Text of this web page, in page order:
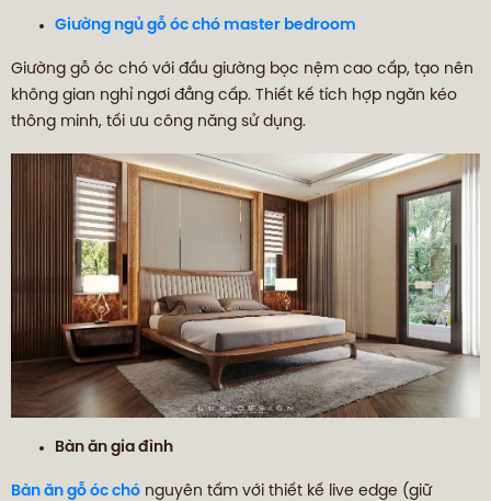
Giường ngủ gỗ óc chó master bedroom
Giường gỗ óc chó với đầu giường bọc nệm cao cấp, tạo nên
không gian nghỉ ngơi đẳng cấp. Thiết kế tích hợp ngăn kéo
thông minh, tối ưu công năng sử dụng.
Bàn ăn gia đình
Bàn ăn gỗ óc chó nguyên tấm với thiết kế live edge (giữ